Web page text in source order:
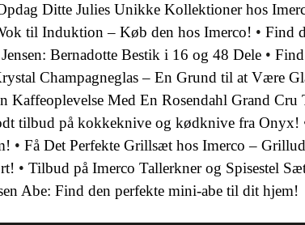
Ditte Julies Unikke Kollektioner hos
til Induktion – Køb den hos Imerco! • Find
Bernadotte Bestik i 16 og 48 Dele •
Champagneglas – En Grund til at Være
Kaffeoplevelse Med En Rosendahl Grand Cru
tilbud på kokkeknive og kødknive fra Onyx!
• Få Det Perfekte Grillsæt hos Imerco –
• Tilbud på Imerco Tallerkner og Spisestel
Abe: Find den perfekte mini-abe til dit hjem!